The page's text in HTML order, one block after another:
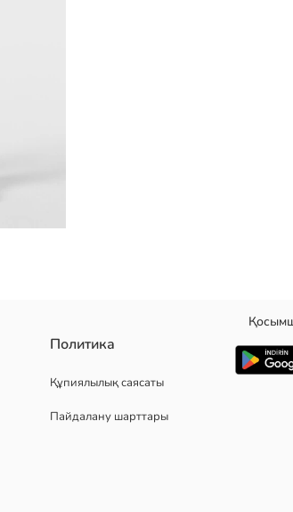
Алдыңғы жағында принтті бөлшегі бар.
Политика
Құпиялылық саясаты
Пайдалану шарттары